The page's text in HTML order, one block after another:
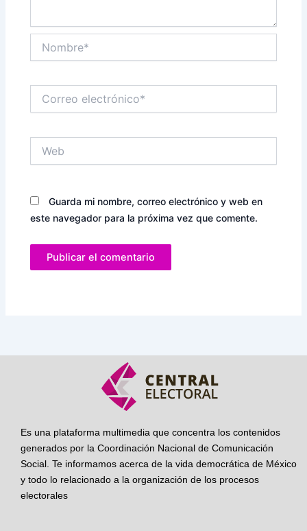
electrónico*
Guarda mi nombre, correo electrónico y web en
este navegador para la próxima vez que comente.
Es una plataforma multimedia que concentra los contenidos
generados por la Coordinación Nacional de Comunicación
Social. Te informamos acerca de la vida democrática de México
y todo lo relacionado a la organización de los procesos
electorales